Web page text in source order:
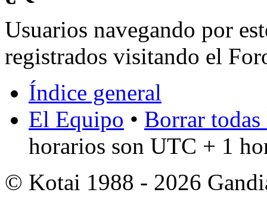
Usuarios navegando por
registrados visitando el
Índice general
El Equipo • Borrar
horarios son UTC + 1
© Kotai 1988 - 2026